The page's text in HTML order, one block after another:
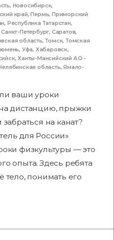
, Новосибирск,
край,Пермь,Приморский
, Республика Татарстан,
Санкт-Петербург, Саратов,
область,Томск,Томская
, Уфа, Хабаровск,
,Ханты-Мансийский АО -
область,Ямало-
ваши уроки
дистанцию, прыжки
на канат?
для России»
физкультуры — это
опыта. Здесь ребята
тело, понимать его